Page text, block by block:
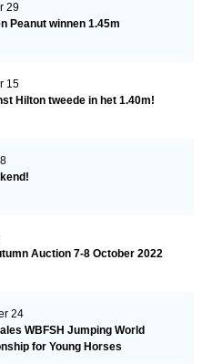
29
Peanut winnen 1.45m
15
Hilton tweede in het 1.40m!
Auction 7-8 October 2022
24
WBFSH Jumping World
for Young Horses